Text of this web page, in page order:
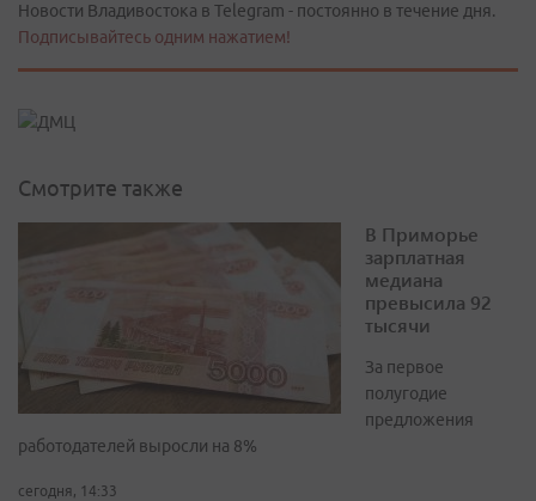
Новости Владивостока в Telegram - постоянно в течение дня.
Подписывайтесь одним нажатием!
Смотрите также
В Приморье
зарплатная
медиана
превысила 92
тысячи
За первое
полугодие
предложения
работодателей выросли на 8%
сегодня, 14:33